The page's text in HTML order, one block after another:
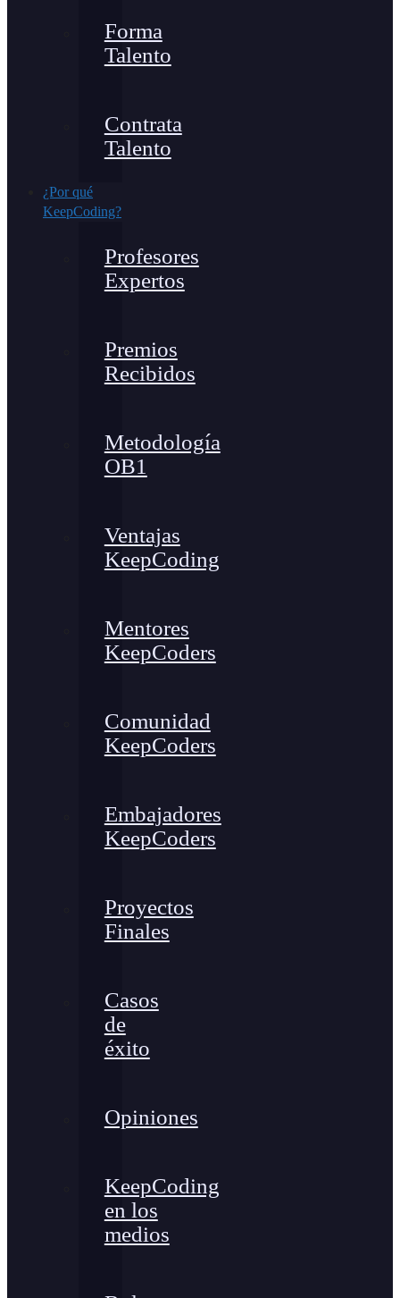
Forma
Talento
Contrata
Talento
¿Por qué
KeepCoding?
Profesores
Expertos
Premios
Recibidos
Metodología
OB1
Ventajas
KeepCoding
Mentores
KeepCoders
Comunidad
KeepCoders
Embajadores
KeepCoders
Proyectos
Finales
Casos
de
éxito
Opiniones
KeepCoding
en los
medios